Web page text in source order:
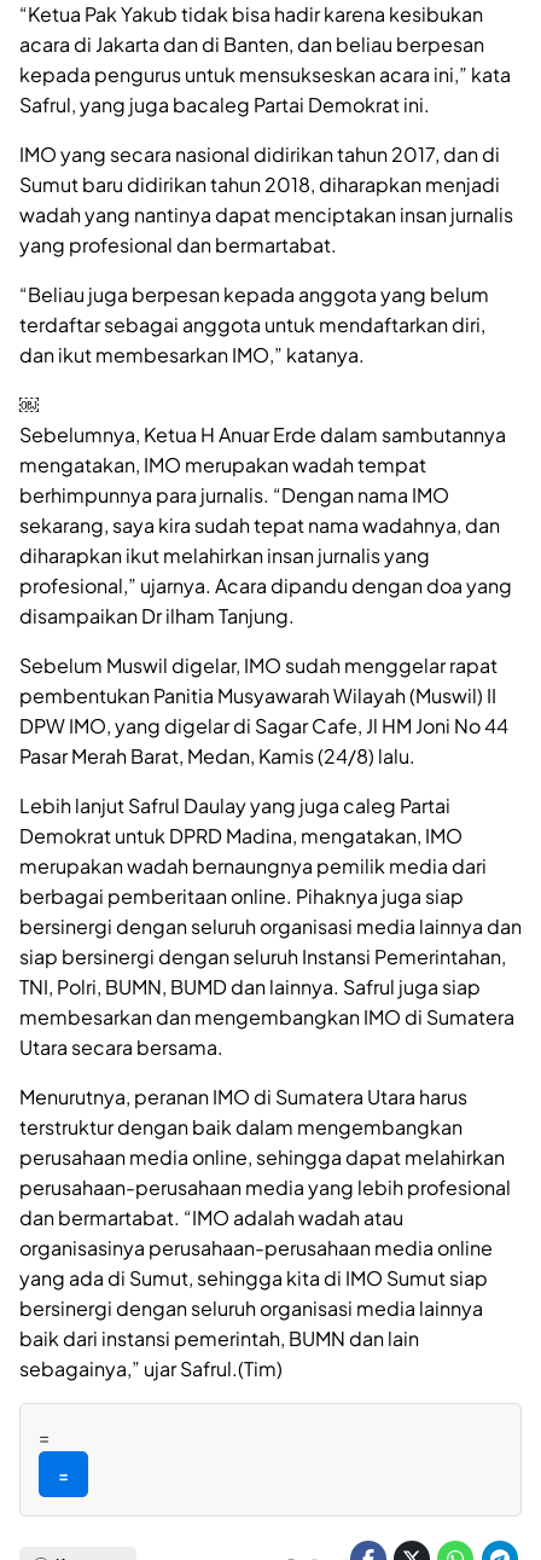
“Ketua Pak Yakub tidak bisa hadir karena kesibukan
acara di Jakarta dan di Banten, dan beliau berpesan
kepada pengurus untuk mensukseskan acara ini,” kata
Safrul, yang juga bacaleg Partai Demokrat ini.
IMO yang secara nasional didirikan tahun 2017, dan di
Sumut baru didirikan tahun 2018, diharapkan menjadi
wadah yang nantinya dapat menciptakan insan jurnalis
yang profesional dan bermartabat.
“Beliau juga berpesan kepada anggota yang belum
terdaftar sebagai anggota untuk mendaftarkan diri,
dan ikut membesarkan IMO,” katanya.
￼
Sebelumnya, Ketua H Anuar Erde dalam sambutannya
mengatakan, IMO merupakan wadah tempat
berhimpunnya para jurnalis. “Dengan nama IMO
sekarang, saya kira sudah tepat nama wadahnya, dan
diharapkan ikut melahirkan insan jurnalis yang
profesional,” ujarnya. Acara dipandu dengan doa yang
disampaikan Dr ilham Tanjung.
Sebelum Muswil digelar, IMO sudah menggelar rapat
pembentukan Panitia Musyawarah Wilayah (Muswil) II
DPW IMO, yang digelar di Sagar Cafe, Jl HM Joni No 44
Pasar Merah Barat, Medan, Kamis (24/8) lalu.
Lebih lanjut Safrul Daulay yang juga caleg Partai
Demokrat untuk DPRD Madina, mengatakan, IMO
merupakan wadah bernaungnya pemilik media dari
berbagai pemberitaan online. Pihaknya juga siap
bersinergi dengan seluruh organisasi media lainnya dan
siap bersinergi dengan seluruh Instansi Pemerintahan,
TNI, Polri, BUMN, BUMD dan lainnya. Safrul juga siap
membesarkan dan mengembangkan IMO di Sumatera
Utara secara bersama.
Menurutnya, peranan IMO di Sumatera Utara harus
terstruktur dengan baik dalam mengembangkan
perusahaan media online, sehingga dapat melahirkan
perusahaan-perusahaan media yang lebih profesional
dan bermartabat. “IMO adalah wadah atau
organisasinya perusahaan-perusahaan media online
yang ada di Sumut, sehingga kita di IMO Sumut siap
bersinergi dengan seluruh organisasi media lainnya
baik dari instansi pemerintah, BUMN dan lain
sebagainya,” ujar Safrul.(Tim)
=
=